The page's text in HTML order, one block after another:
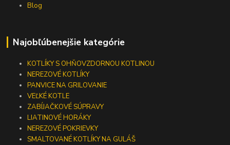
Blog
Najobľúbenejšie kategórie
KOTLÍKY S OHŇOVZDORNOU KOTLINOU
NEREZOVÉ KOTLÍKY
PANVICE NA GRILOVANIE
VEĽKÉ KOTLE
ZABÍJAČKOVÉ SÚPRAVY
LIATINOVÉ HORÁKY
NEREZOVÉ POKRIEVKY
SMALTOVANÉ KOTLÍKY NA GULÁŠ